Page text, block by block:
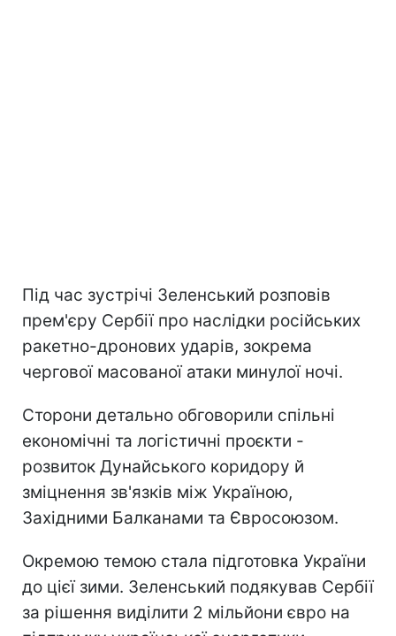
Під час зустрічі Зеленський розповів
прем'єру Сербії про наслідки російських
ракетно-дронових ударів, зокрема
чергової масованої атаки минулої ночі.
Сторони детально обговорили спільні
економічні та логістичні проєкти -
розвиток Дунайського коридору й
зміцнення зв'язків між Україною,
Західними Балканами та Євросоюзом.
Окремою темою стала підготовка України
до цієї зими. Зеленський подякував Сербії
за рішення виділити 2 мільйони євро на